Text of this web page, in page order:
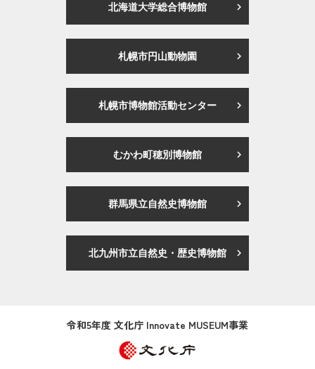
北海道大学総合博物館
札幌市円山動物園
札幌市博物館活動センター
むかわ町穂別博物館
群馬県立自然史博物館
北九州市立自然史・歴史博物館
令和5年度 文化庁 Innovate MUSEUM事業